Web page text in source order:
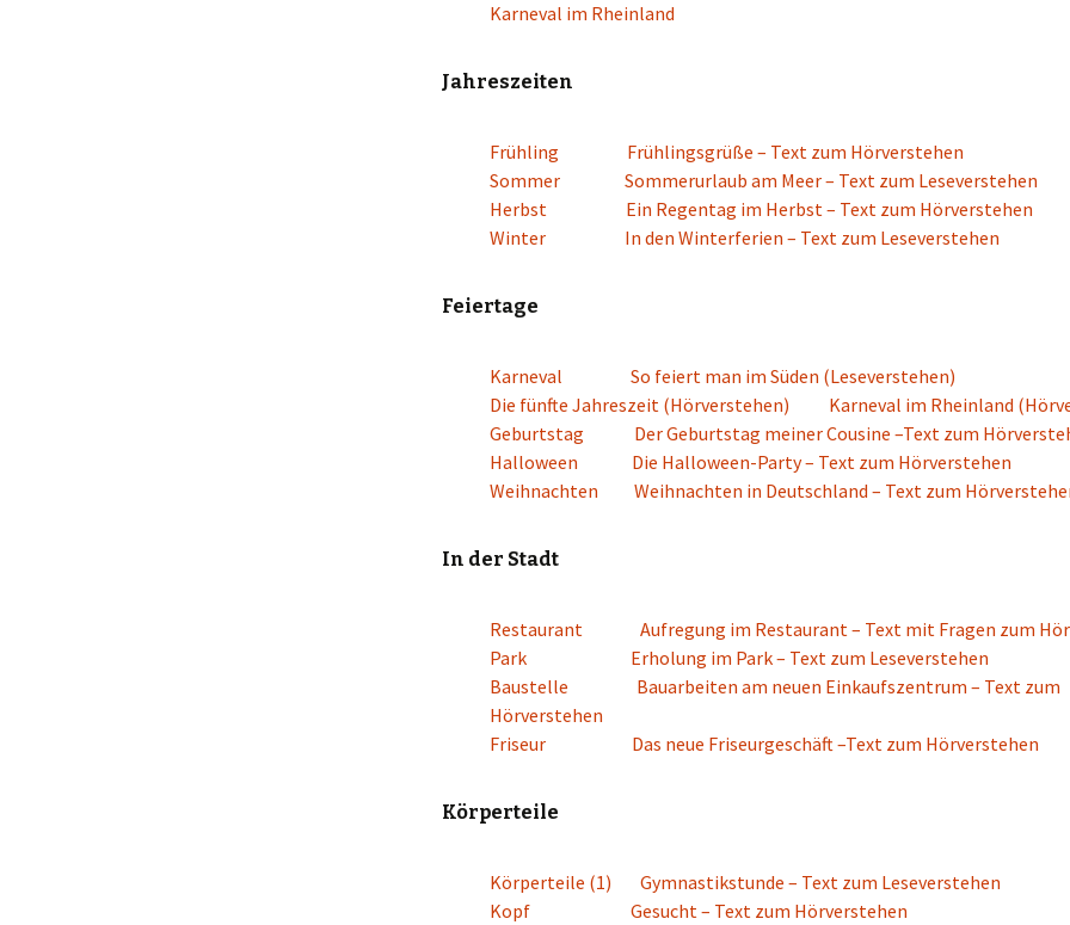
Karneval im Rheinland
Jahreszeiten
Frühling
Frühlingsgrüße – Text zum Hörverstehen
Sommer
Sommerurlaub am Meer – Text zum Leseverstehen
Herbst
Ein Regentag im Herbst – Text zum Hörverstehen
Winter
In den Winterferien – Text zum Leseverstehen
Feiertage
Karneval
So feiert man im Süden (Leseverstehen)
Die fünfte Jahreszeit (Hörverstehen)
Karneval im Rheinland
Geburtstag
Der Geburtstag meiner Cousine –Text zum
Halloween
Die Halloween-Party – Text zum Hörverstehen
Weihnachten
Weihnachten in Deutschland – Text zum
In der Stadt
Restaurant
Aufregung im Restaurant – Text mit Fragen zum
Park
Erholung im Park – Text zum Leseverstehen
Baustelle
Bauarbeiten am neuen Einkaufszentrum – Text zum
Hörverstehen
Friseur
Das neue Friseurgeschäft –Text zum Hörverstehen
Körperteile
Körperteile (1)
Gymnastikstunde – Text zum Leseverstehen
Kopf
Gesucht – Text zum Hörverstehen